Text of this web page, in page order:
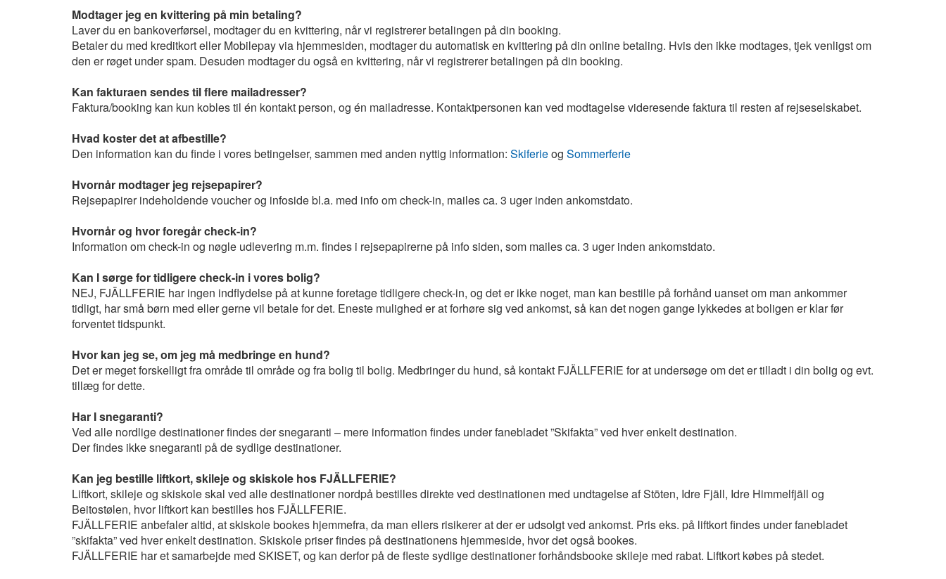
Modtager jeg en kvittering på min betaling?
Laver du en bankoverførsel, modtager du en kvittering, når vi registrerer betalingen på din booking.
Betaler du med kreditkort eller Mobilepay via hjemmesiden, modtager du automatisk en kvittering på din online betaling. Hvis den ikke modtages, tjek venligst om
den er røget under spam. Desuden modtager du også en kvittering, når vi registrerer betalingen på din booking.
Kan fakturaen sendes til flere mailadresser?
Faktura/booking kan kun kobles til én kontakt person, og én mailadresse. Kontaktpersonen kan ved modtagelse videresende faktura til resten af rejseselskabet.
Hvad koster det at afbestille?
Den information kan du finde i vores betingelser, sammen med anden nyttig information: Skiferieog Sommerferie
Hvornår modtager jeg rejsepapirer?
Rejsepapirer indeholdende voucher og infoside bl.a. med info om check-in, mailes ca. 3 uger inden ankomstdato.
Hvornår og hvor foregår check-in?
Information om check-in og nøgle udlevering m.m. findes i rejsepapirerne på info siden, som mailes ca. 3 uger inden ankomstdato.
Kan I sørge for tidligere check-in i vores bolig?
NEJ, FJÄLLFERIE har ingen indflydelse på at kunne foretage tidligere check-in, og det er ikke noget, man kan bestille på forhånd uanset om man ankommer
tidligt, har små børn med eller gerne vil betale for det. Eneste mulighed er at forhøre sig ved ankomst, så kan det nogen gange lykkedes at boligen er klar før
forventet tidspunkt.
Hvor kan jeg se, om jeg må medbringe en hund?
Det er meget forskelligt fra område til område og fra bolig til bolig. Medbringer du hund, så kontakt FJÄLLFERIE for at undersøge om det er tilladt i din bolig og evt.
tillæg for dette.
Har I snegaranti?
Ved alle nordlige destinationer findes der snegaranti – mere information findes under fanebladet ”Skifakta” ved hver enkelt destination.
Der findes ikke snegaranti på de sydlige destinationer.
Kan jeg bestille liftkort, skileje og skiskole hos FJÄLLFERIE?
Liftkort, skileje og skiskole skal ved alle destinationer nordpå bestilles direkte ved destinationen med undtagelse af Stöten, Idre Fjäll, Idre Himmelfjäll og
Beitostølen, hvor liftkort kan bestilles hos FJÄLLFERIE.
FJÄLLFERIE anbefaler altid, at skiskole bookes hjemmefra, da man ellers risikerer at der er udsolgt ved ankomst. Pris eks. på liftkort findes under fanebladet
”skifakta” ved hver enkelt destination. Skiskole priser findes på destinationens hjemmeside, hvor det også bookes.
FJÄLLFERIE har et samarbejde med SKISET, og kan derfor på de fleste sydlige destinationer forhåndsbooke skileje med rabat. Liftkort købes på stedet.